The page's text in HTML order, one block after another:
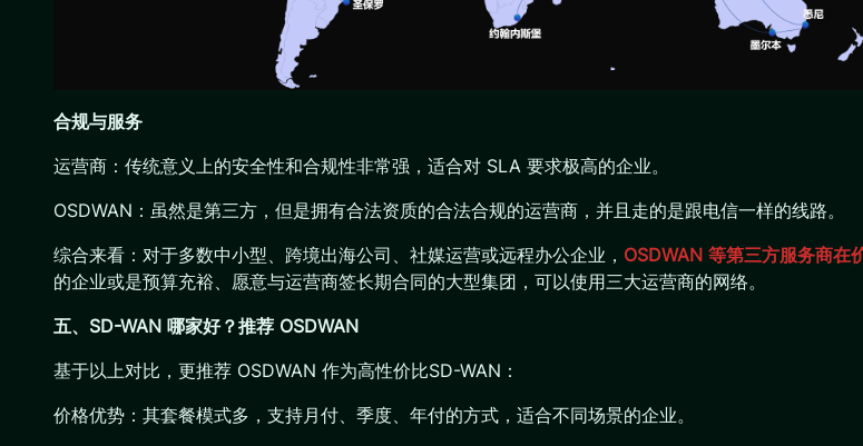
合规与服务
运营商：传统意义上的安全性和合规性非常强，适合对 SLA 要求极高的企业。
OSDWAN：虽然是第三方，但是拥有合法资质的合法合规的运营商，并且走的是跟电信一样的线路。
综合来看：对于多数中小型、跨境出海公司、社媒运营或远程办公企业， OSDWAN 等第三方服务商在
的企业或是预算充裕、愿意与运营商签长期合同的大型集团，可以使用三大运营商的网络。
五、SD-WAN 哪家好？推荐 OSDWAN
基于以上对比，更推荐 OSDWAN 作为高性价比SD-WAN：
价格优势：其套餐模式多，支持月付、季度、年付的方式，适合不同场景的企业。